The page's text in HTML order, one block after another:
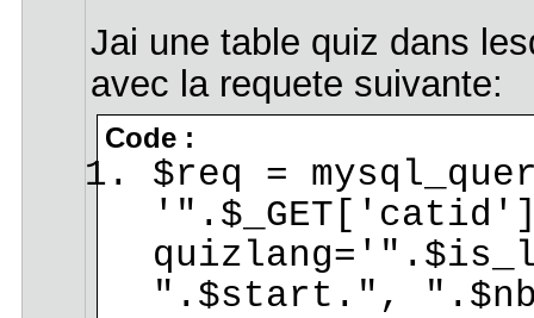
Jai une table quiz dans
avec la requete suivante:
Code :
$req =
".$start.",